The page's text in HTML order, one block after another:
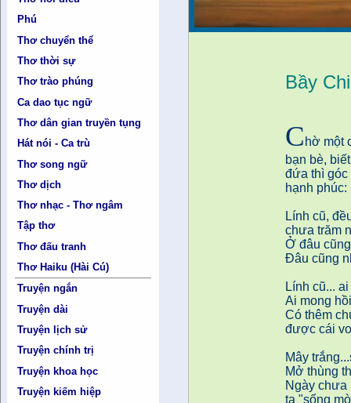
Phú
Thơ chuyển thể
Thơ thời sự
Thơ trào phúng
Ca dao tục ngữ
Thơ dân gian truyền tụng
Hát nói - Ca trù
Thơ song ngữ
Thơ dịch
Thơ nhạc - Thơ ngâm
Tập thơ
Thơ đấu tranh
Thơ Haiku (Hài Cú)
Truyện ngắn
Truyện dài
Truyện lịch sử
Truyện chính trị
Truyện khoa học
Truyện kiếm hiệp
Bầy
C hờ một
bạn bè,
đứa thì góc
hạnh
Lính cũ,
chưa trăm
Ở đâu
Đâu cũng
Lính cũ...
Ai mong
Có thêm
được cái
Mây
Mở thùng
Ngày chưa
ta "sống